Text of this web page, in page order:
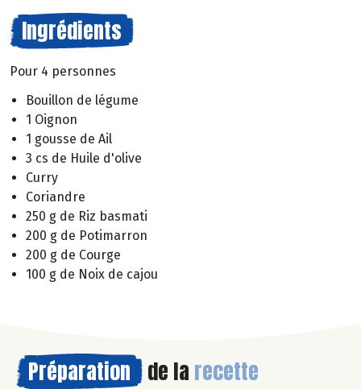
Ingrédients
Pour 4 personnes
Bouillon de légume
1 Oignon
1 gousse de Ail
3 cs de Huile d'olive
Curry
Coriandre
250 g de Riz basmati
200 g de Potimarron
200 g de Courge
100 g de Noix de cajou
Préparation de la recette